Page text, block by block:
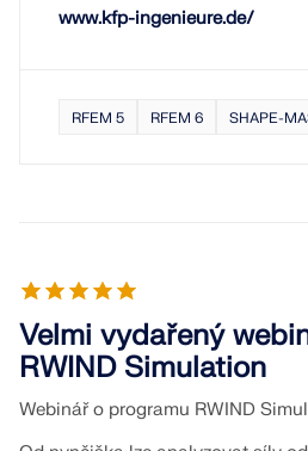
Dokumentace API
Začínáme
MKP pro ocelové spoje
Navrhujte a analyzujte ocelové
www.kfp-ingenieure.de/
RFEM 5 RFEM 6 SHAPE-
Velmi vydařený
RWIND Simulation
Webinář o programu RWIND